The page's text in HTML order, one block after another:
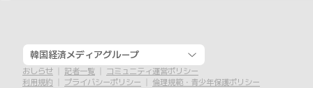
韓国経済メディアグループ
おしらせ 記者一覧
コミュニティ運営ポリシー
利用規約
プライバシーポリシー
倫理規範・青少年保護ポリシー